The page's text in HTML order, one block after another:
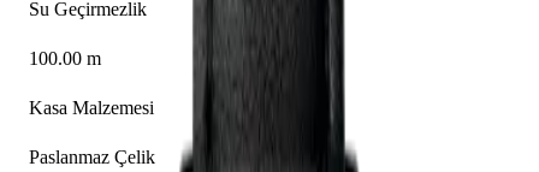
Su Geçirmezlik
100.00 m
Kasa Malzemesi
Paslanmaz Çelik